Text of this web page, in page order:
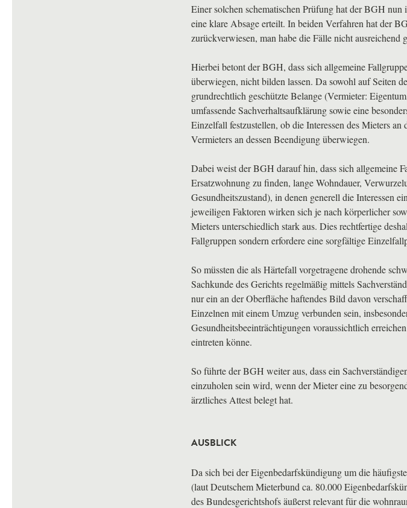
Einer solchen schematischen Prüfung hat derBGH nun
eine klare Absage erteilt. In beiden Verfahren hat der
zurückverwiesen, man habe die Fälle nicht ausreichend
Hierbei betont derBGH, dass sich allgemeine
überwiegen, nicht bilden lassen. Da sowohl auf Seiten
grundrechtlich geschützte Belange (Vermieter:
umfassende Sachverhaltsaufklärung sowie eine
Einzelfall festzustellen, ob die Interessen des Mieters
Vermieters an dessen Beendigung überwiegen.
Dabei weist derBGH darauf hin, dass sich allgemeine
Ersatzwohnung zu finden, lange Wohndauer,
Gesundheitszustand), in denen generell die Interessen
jeweiligen Faktoren wirken sich je nach körperlicher
Mieters unterschiedlich stark aus. Dies rechtfertige
Fallgruppen sondern erfordere eine sorgfältige
So müssten die als Härtefall vorgetragene drohende
Sachkunde des Gerichts regelmäßig mittels
nur ein an der Oberfläche haftendes Bild davon
Einzelnen mit einem Umzug verbunden sein,
Gesundheitsbeeinträchtigungen voraussichtlich
eintreten könne.
So führte derBGH weiter aus, dass ein
einzuholen sein wird, wenn der Mieter eine zu
ärztliches Attest belegt hat.
AUSBLICK
Da sich bei der Eigenbedarfskündigung um die
(laut Deutschem Mieterbund ca. 80.000
des Bundesgerichtshofs äußerst relevant für die